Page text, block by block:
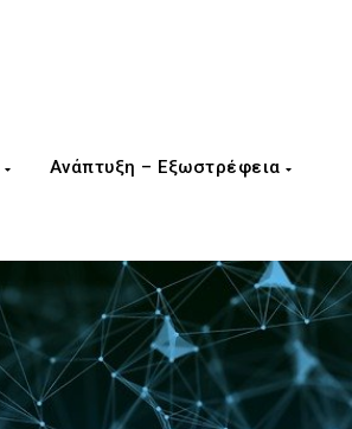
Ανάπτυξη – Εξωστρέφεια